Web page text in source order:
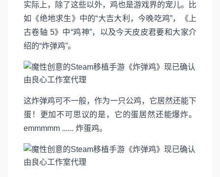
实际上，除了这些以外，鸡也是游戏界的宠儿。比
如《绝地求生》中的“大吉大利，今晚吃鸡”，《上
古卷轴 5》中“鸡神”，以及今天皮皮君要和大家介
绍的“炸弹鸡”。
这炸弹鸡可不一般，作为一只公鸡，它居然还能下
蛋！更加不可思议的是，它的蛋居然还能爆炸。
emmmmm ...... 炸蛋鸡。